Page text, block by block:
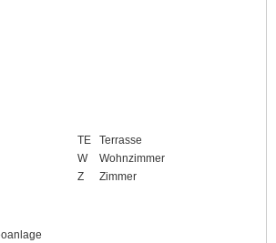
TE
Terrasse
W
Wohnzimmer
Z
Zimmer